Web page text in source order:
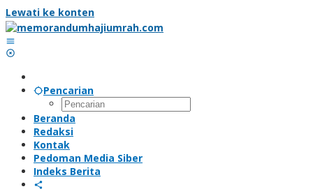
Lewati ke konten
Pencarian
Beranda
Redaksi
Kontak
Pedoman Media Siber
Indeks Berita